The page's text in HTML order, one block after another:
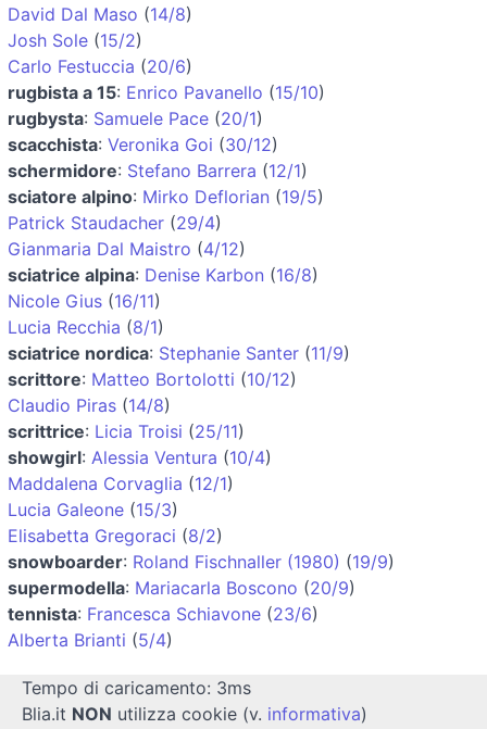
David Dal Maso (14/8)
Josh Sole (15/2)
Carlo Festuccia (20/6)
rugbista a 15: Enrico Pavanello (15/10)
rugbysta: Samuele Pace (20/1)
scacchista: Veronika Goi (30/12)
schermidore: Stefano Barrera (12/1)
sciatore alpino: Mirko Deflorian (19/5)
Patrick Staudacher (29/4)
Gianmaria Dal Maistro (4/12)
sciatrice alpina: Denise Karbon (16/8)
Nicole Gius (16/11)
Lucia Recchia (8/1)
sciatrice nordica: Stephanie Santer (11/9)
scrittore: Matteo Bortolotti (10/12)
Claudio Piras (14/8)
scrittrice: Licia Troisi (25/11)
showgirl: Alessia Ventura (10/4)
Maddalena Corvaglia (12/1)
Lucia Galeone (15/3)
Elisabetta Gregoraci (8/2)
snowboarder: Roland Fischnaller (1980) (19/9)
supermodella: Mariacarla Boscono (20/9)
tennista: Francesca Schiavone (23/6)
Alberta Brianti (5/4)
Tempo di caricamento: 3ms
Blia.it NON utilizza cookie (v. informativa)